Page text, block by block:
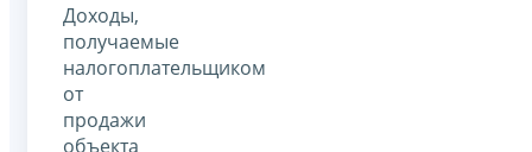
Доходы,
получаемые
налогоплательщиком
от
продажи
объекта